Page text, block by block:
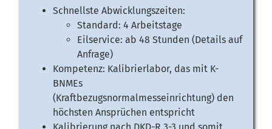
Schnellste Abwicklungszeiten:
Standard: 4 Arbeitstage
Eilservice: ab 48 Stunden (Details auf
Anfrage)
Kompetenz: Kalibrierlabor, das mit K-
BNMEs
(Kraftbezugsnormalmesseinrichtung) den
höchsten Ansprüchen entspricht